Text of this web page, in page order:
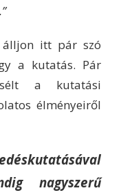
álljon itt pár szó
a kutatás. Pár
a kutatási
élményeiről
nagyszerű